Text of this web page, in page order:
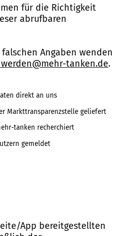
für die Richtigkeit
abrufbaren
Angaben wenden
tanken.de.
direkt an uns
Markttransparenzstelle geliefert
tanken recherchiert
gemeldet
App bereitgestellten